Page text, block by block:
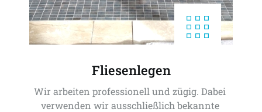
Fliesenlegen
Wir arbeiten professionell und zügig. Dabei
verwenden wir ausschließlich bekannte